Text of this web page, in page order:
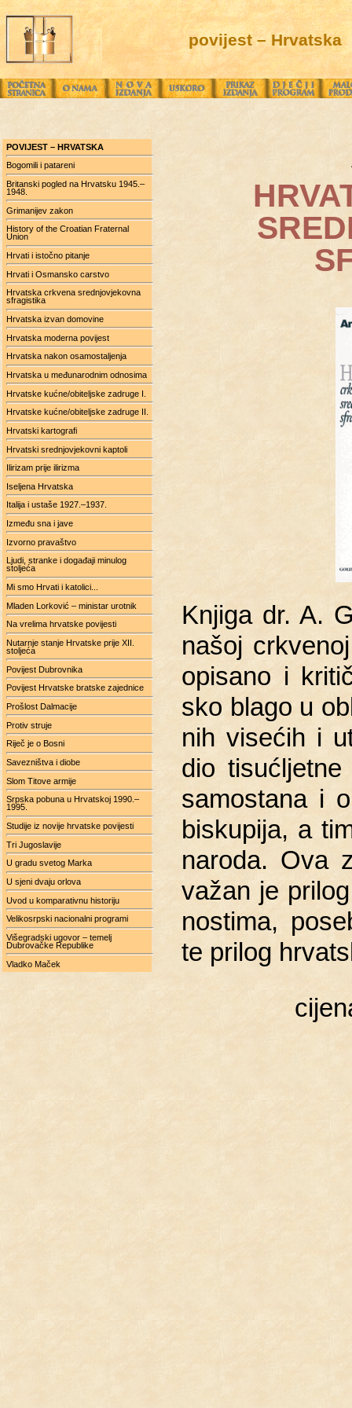
povijest – Hrvatska
POVIJEST – HRVATSKA
Bogomili i patareni
Britanski pogled na Hrvatsku 1945.–
1948.
Grimanijev zakon
History of the Croatian Fraternal
Union
Hrvati i istočno pitanje
Hrvati i Osmansko carstvo
Hrvatska crkvena srednjovjekovna
sfragistika
Hrvatska izvan domovine
Hrvatska moderna povijest
Hrvatska nakon osamostaljenja
Hrvatska u međunarodnim odnosima
Hrvatske kućne/obiteljske zadruge I.
Hrvatske kućne/obiteljske zadruge II.
Hrvatski kartografi
Hrvatski srednjovjekovni kaptoli
Ilirizam prije ilirizma
Iseljena Hrvatska
Italija i ustaše 1927.–1937.
Između sna i jave
Izvorno pravaštvo
Ljudi, stranke i događaji minulog
stoljeća
Mi smo Hrvati i katolici...
Mladen Lorković – ministar urotnik
Na vrelima hrvatske povijesti
Nutarnje stanje Hrvatske prije XII.
stoljeća
Povijest Dubrovnika
Povijest Hrvatske bratske zajednice
Prošlost Dalmacije
Protiv struje
Riječ je o Bosni
Savezništva i diobe
Slom Titove armije
Srpska pobuna u Hrvatskoj 1990.–
1995.
Studije iz novije hrvatske povijesti
Tri Jugoslavije
U gradu svetog Marka
U sjeni dvaju orlova
Uvod u komparativnu historiju
Velikosrpski nacionalni programi
Višegradski ugovor – temelj
Dubrovačke Republike
Vladko Maček
Knji­ga dr. A.
našoj
opi­sa­no i
sko blago u
nih vi­se­ćih i
dio
sa­mo­sta­na i
bi­sku­pi­ja, a
na­ro­da. Ova
važan je
no­sti­ma,
te pri­log